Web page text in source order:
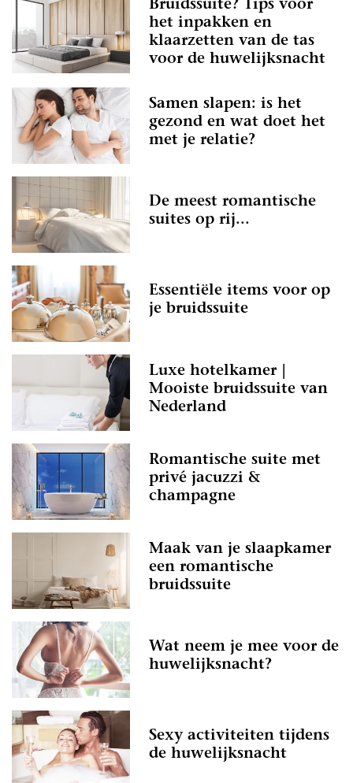
Bruidssuite? Tips voor
het inpakken en
klaarzetten van de tas
voor de huwelijksnacht
Samen slapen: is het
gezond en wat doet het
met je relatie?
De meest romantische
suites op rij...
Essentiële items voor op
je bruidssuite
Luxe hotelkamer |
Mooiste bruidssuite van
Nederland
Romantische suite met
privé jacuzzi &
champagne
Maak van je slaapkamer
een romantische
bruidssuite
Wat neem je mee voor de
huwelijksnacht?
Sexy activiteiten tijdens
de huwelijksnacht